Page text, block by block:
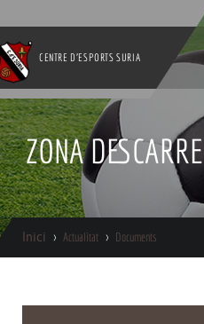
CENTRE D'ESPORTS SURIA
ZONA
Inici Actualitat Documents